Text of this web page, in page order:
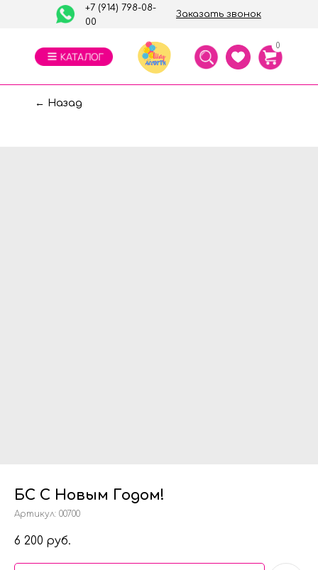
Заказать звонок
+7 (914) 798-08-
00
0
← Назад
БС С Новым Годом!
Артикул: 00700
6 200 руб.